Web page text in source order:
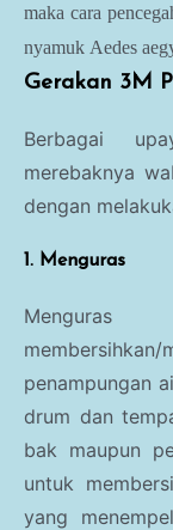
maka cara
nyamuk Aedes
Gerakan 3M
Berbagai
merebaknya
dengan
1. Menguras
membersihkan/
penampungan
drum dan
bak maupun
untuk
yang